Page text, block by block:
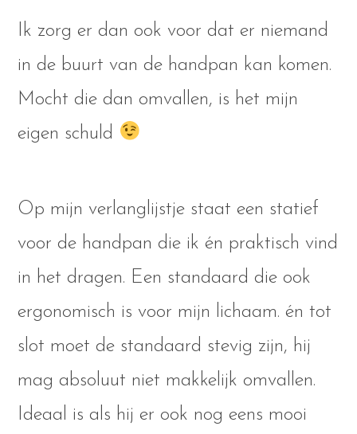
Ik zorg er dan ook voor dat er niemand
in de buurt van de handpan kan komen.
Mocht die dan omvallen, is het mijn
eigen schuld
Op mijn verlanglijstje staat een statief
voor de handpan die ik én praktisch vind
in het dragen. Een standaard die ook
ergonomisch is voor mijn lichaam. én tot
slot moet de standaard stevig zijn, hij
mag absoluut niet makkelijk omvallen.
Ideaal is als hij er ook nog eens mooi